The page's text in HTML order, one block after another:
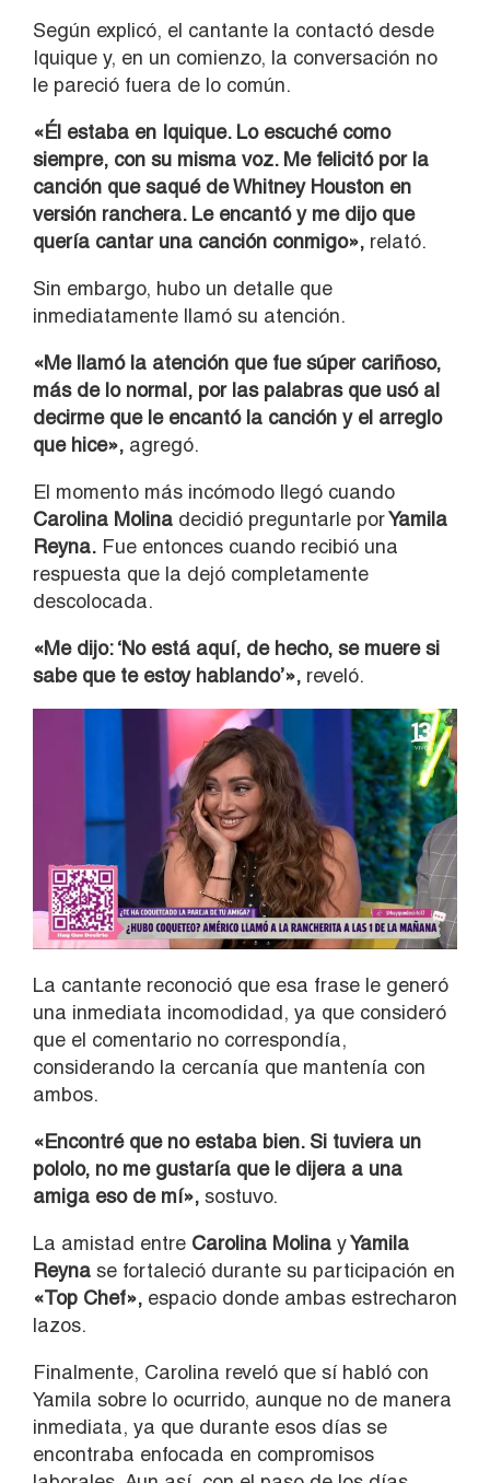
Según explicó, el cantante la contactó desde
Iquique y, en un comienzo, la conversación no
le pareció fuera de lo común.
«Él estaba en Iquique. Lo escuché como
siempre, con su misma voz. Me felicitó por la
canción que saqué de Whitney Houston en
versión ranchera. Le encantó y me dijo que
quería cantar una canción conmigo», relató.
Sin embargo, hubo un detalle que
inmediatamente llamó su atención.
«Me llamó la atención que fue súper cariñoso,
más de lo normal, por las palabras que usó al
decirme que le encantó la canción y el arreglo
que hice», agregó.
El momento más incómodo llegó cuando
Carolina Molina decidió preguntarle porYamila
Reyna. Fue entonces cuando recibió una
respuesta que la dejó completamente
descolocada.
«Me dijo: ‘No está aquí, de hecho, se muere si
sabe que te estoy hablando’», reveló.
La cantante reconoció que esa frase le generó
una inmediata incomodidad, ya que consideró
que el comentario no correspondía,
considerando la cercanía que mantenía con
ambos.
«Encontré que no estaba bien. Si tuviera un
pololo, no me gustaría que le dijera a una
amiga eso de mí», sostuvo.
La amistad entre Carolina Molina yYamila
Reyna se fortaleció durante su participación en
«Top Chef», espacio donde ambas estrecharon
lazos.
Finalmente, Carolina reveló que sí habló con
Yamila sobre lo ocurrido, aunque no de manera
inmediata, ya que durante esos días se
encontraba enfocada en compromisos